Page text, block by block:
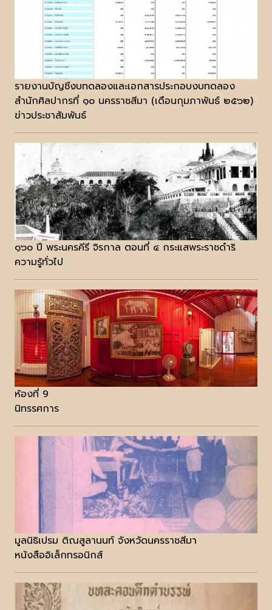
รายงานบัญชีงบทดลองและเอกสารประกอบงบทดลอง
สำนักศิลปากรที่ ๑๐ นครราชสีมา (เดือนกุมภาพันธ์ ๒๕๖๒)
ข่าวประชาสัมพันธ์
๑๖๐ ปี พระนครคีรี จิรกาล ตอนที่ ๔ กระแสพระราชดำริ
ความรู้ทั่วไป
ห้องที่ 9
นิทรรศการ
มูลนิธิเปรม ติณสูลานนท์ จังหวัดนครราชสีมา
หนังสืออิเล็กทรอนิกส์